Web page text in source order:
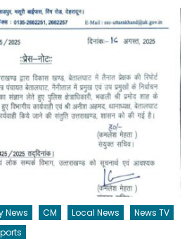
News CM Local News
News TV